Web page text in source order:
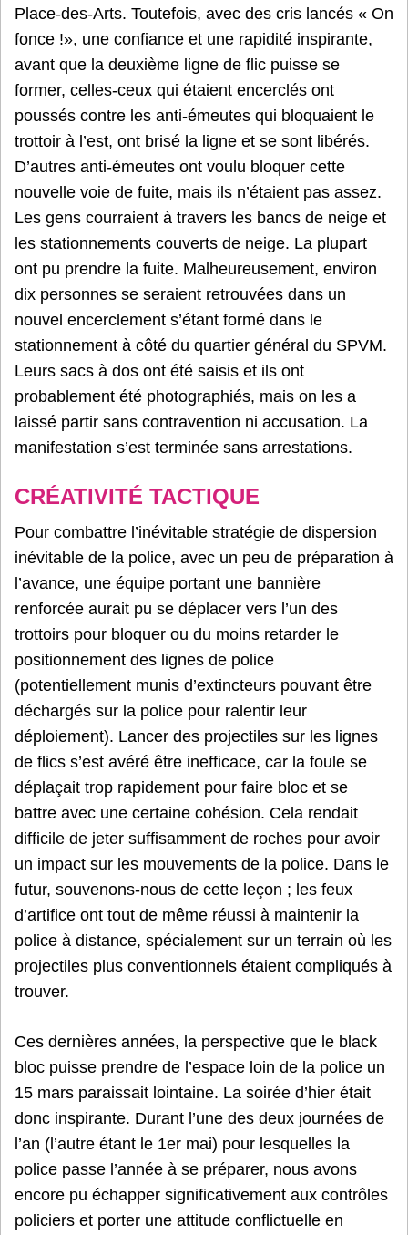
Place-des-Arts. Toutefois, avec des cris lancés « On
fonce !», une confiance et une rapidité inspirante,
avant que la deuxième ligne de flic puisse se
former, celles-ceux qui étaient encerclés ont
poussés contre les anti-émeutes qui bloquaient le
trottoir à l’est, ont brisé la ligne et se sont libérés.
D’autres anti-émeutes ont voulu bloquer cette
nouvelle voie de fuite, mais ils n’étaient pas assez.
Les gens courraient à travers les bancs de neige et
les stationnements couverts de neige. La plupart
ont pu prendre la fuite. Malheureusement, environ
dix personnes se seraient retrouvées dans un
nouvel encerclement s’étant formé dans le
stationnement à côté du quartier général du SPVM.
Leurs sacs à dos ont été saisis et ils ont
probablement été photographiés, mais on les a
laissé partir sans contravention ni accusation. La
manifestation s’est terminée sans arrestations.
CRÉATIVITÉ TACTIQUE
Pour combattre l’inévitable stratégie de dispersion
inévitable de la police, avec un peu de préparation à
l’avance, une équipe portant une bannière
renforcée aurait pu se déplacer vers l’un des
trottoirs pour bloquer ou du moins retarder le
positionnement des lignes de police
(potentiellement munis d’extincteurs pouvant être
déchargés sur la police pour ralentir leur
déploiement). Lancer des projectiles sur les lignes
de flics s’est avéré être inefficace, car la foule se
déplaçait trop rapidement pour faire bloc et se
battre avec une certaine cohésion. Cela rendait
difficile de jeter suffisamment de roches pour avoir
un impact sur les mouvements de la police. Dans le
futur, souvenons-nous de cette leçon ; les feux
d’artifice ont tout de même réussi à maintenir la
police à distance, spécialement sur un terrain où les
projectiles plus conventionnels étaient compliqués à
trouver.
Ces dernières années, la perspective que le black
bloc puisse prendre de l’espace loin de la police un
15 mars paraissait lointaine. La soirée d’hier était
donc inspirante. Durant l’une des deux journées de
l’an (l’autre étant le 1er mai) pour lesquelles la
police passe l’année à se préparer, nous avons
encore pu échapper significativement aux contrôles
policiers et porter une attitude conflictuelle en